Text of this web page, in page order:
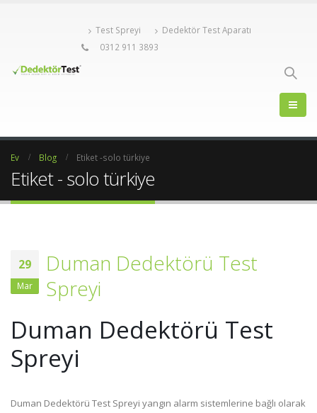
Test Spreyi
Dedektör Test Aparatı
0312 911 3893
Ev Blog Etiket -solo türkiye
Etiket - solo türkiye
29
Mar
Duman Dedektörü Test
Spreyi
Duman Dedektörü Test
Spreyi
Duman Dedektörü Test Spreyi yangın alarm sistemlerine bağlı olarak